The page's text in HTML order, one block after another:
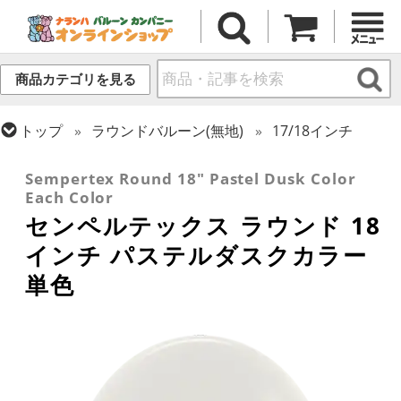
商品カテゴリを見る
トップ ラウンドバルーン(無地)
17/18インチ
Sempertex Round 18" Pastel Dusk Color
Each Color
センペルテックス ラウンド 18
インチ パステルダスクカラー
単色